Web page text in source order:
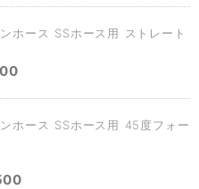
ホース SSホース用 ストレート
ホース SSホース用 45度フォー